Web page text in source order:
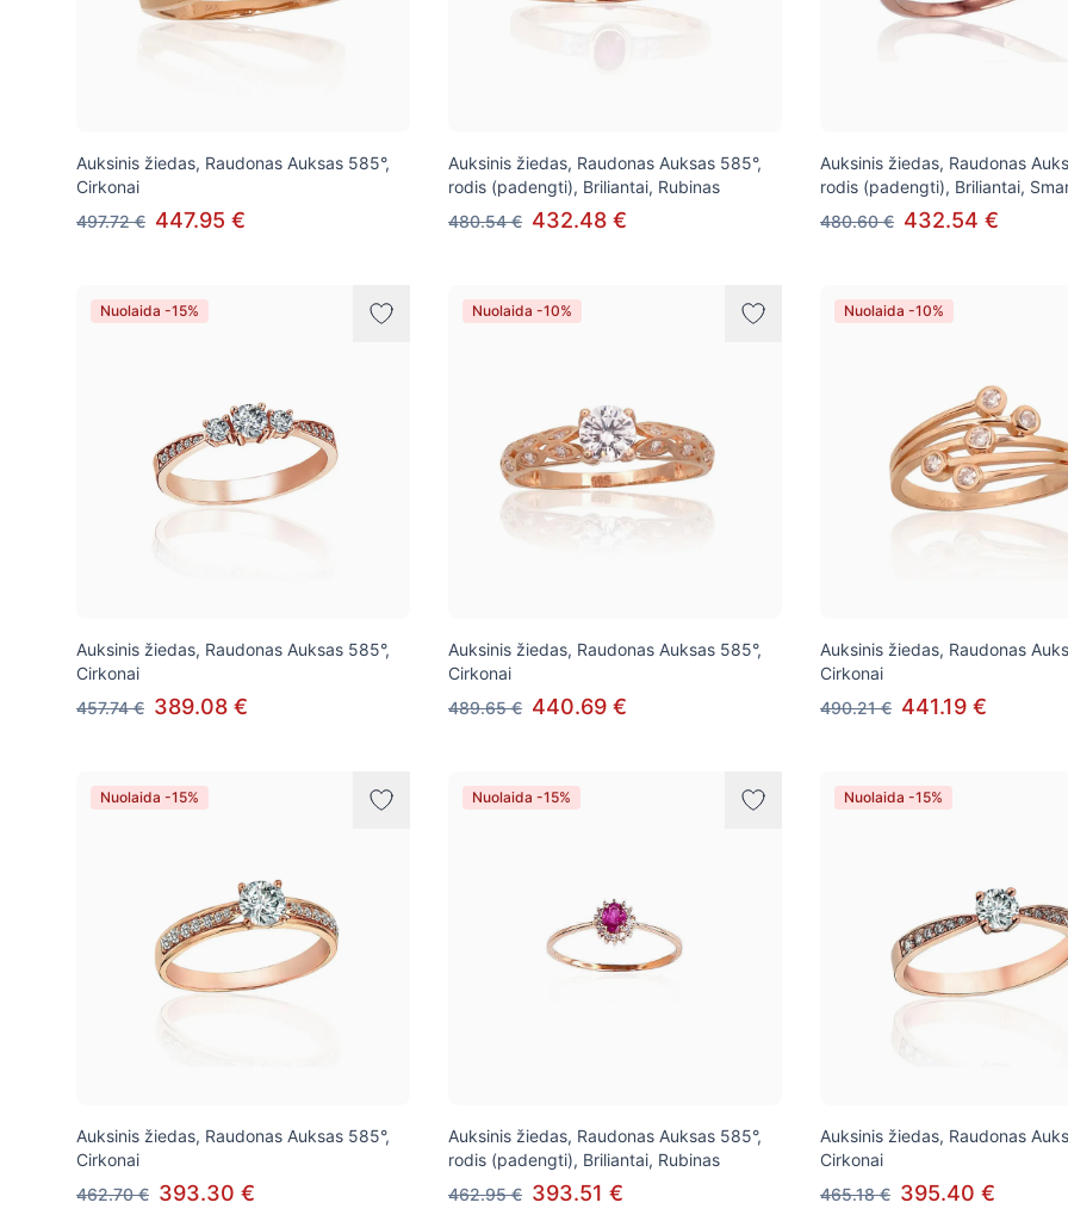
Auksinis žiedas, Raudonas Auksas 585°,
Cirkonai
497.72 € 447.95 €
Auksinis žiedas, Raudonas Auksas 585°,
rodis (padengti), Briliantai, Rubinas
480.54 € 432.48 €
Auksinis žiedas, Raudonas
rodis (padengti), Briliantai,
480.60 € 432.54 €
Nuolaida -15%
Auksinis žiedas, Raudonas Auksas 585°,
Cirkonai
457.74 € 389.08 €
Nuolaida -10%
Auksinis žiedas, Raudonas Auksas 585°,
Cirkonai
489.65 € 440.69 €
Nuolaida -10%
Auksinis žiedas, Raudonas
Cirkonai
490.21 € 441.19 €
Nuolaida -15%
Auksinis žiedas, Raudonas Auksas 585°,
Cirkonai
462.70 € 393.30 €
Nuolaida -15%
Auksinis žiedas, Raudonas Auksas 585°,
rodis (padengti), Briliantai, Rubinas
462.95 € 393.51 €
Nuolaida -15%
Auksinis žiedas, Raudonas
Cirkonai
465.18 € 395.40 €